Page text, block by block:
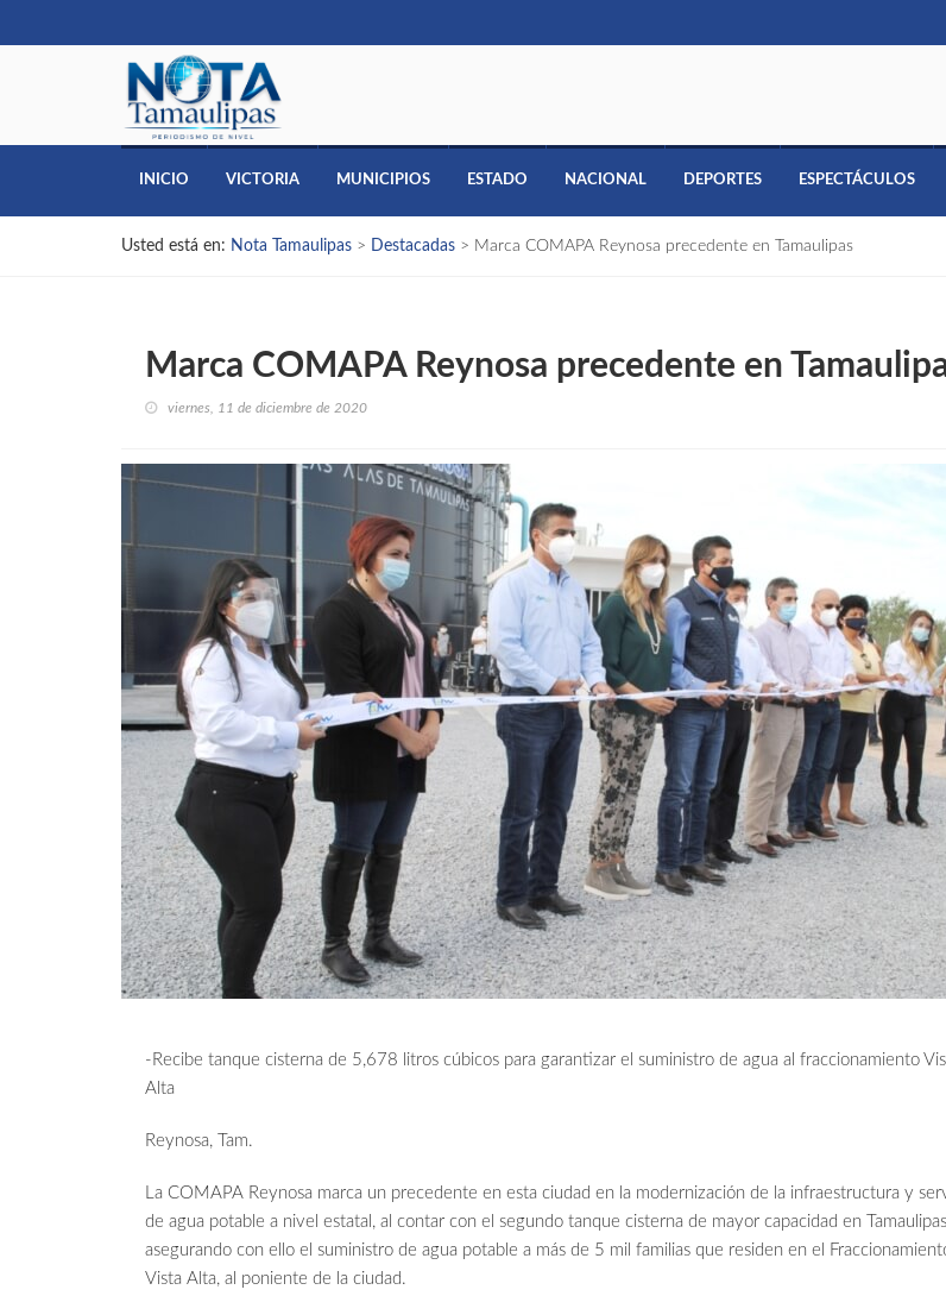
INICIO VICTORIA MUNICIPIOS ESTADO NACIONAL DEPORTES ESPECTÁCULOS
Usted está en: Nota Tamaulipas > Destacadas > Marca COMAPA Reynosa precedente en Tamaulipas
Marca COMAPA Reynosa precedente en
viernes, 11 de diciembre de 2020
-Recibe tanque cisterna de 5,678 litros cúbicos para garantizar el suministro de agua al fraccionamiento
Alta
Reynosa, Tam.
La COMAPA Reynosa marca un precedente en esta ciudad en la modernización de la infraestructura y
de agua potable a nivel estatal, al contar con el segundo tanque cisterna de mayor capacidad en
asegurando con ello el suministro de agua potable a más de 5 mil familias que residen en el
Vista Alta, al poniente de la ciudad.